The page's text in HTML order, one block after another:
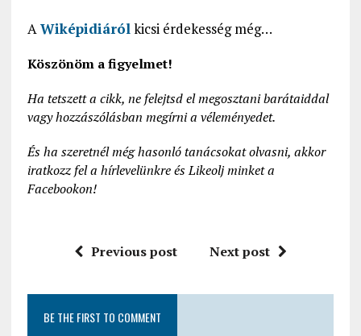
AWiképidiárólkicsi érdekesség még…
Köszönöm a figyelmet!
Ha tetszett a cikk, ne felejtsd el megosztani barátaiddal
vagy hozzászólásban megírni a véleményedet.
És ha szeretnél még hasonló tanácsokat olvasni, akkor
iratkozz fel a hírlevelünkre és Likeolj minket a
Facebookon!
Previous post Next post
BE THE FIRST TO COMMENT